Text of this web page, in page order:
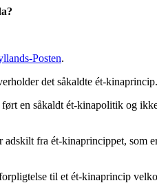
Posten.
det såkaldte ét-kinaprincip.
en såkaldt ét-kinapolitik og
fra ét-kinaprincippet, som
til et ét-kinaprincip